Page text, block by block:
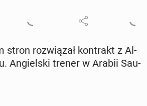
stron roz­wią­zał kon­trakt z Al-
An­giel­ski trener w Arabii Sau­